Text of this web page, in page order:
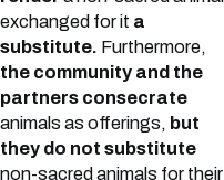
exchanged for it a
substitute. Furthermore,
the community and the
partners consecrate
animals as offerings, but
they do not substitute
non-sacred animals for their